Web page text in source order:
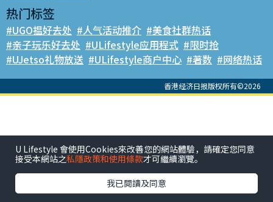
热门标签
#UGO揾好去处 #人气活动推介 #美食社群热话
#亲子玩乐好去处 #ULifestyle应用程式 #限时抢
#UJetso礼物放送 #ULifestyle商户中心 #著数 #网络热话
香港经济日报版权所有©2026
U Lifestyle 會使用Cookies來改善您的網站體驗，請確定您同意
接受本網站之私隱政策和使用條款才可繼續瀏覽。
我已閱讀及同意